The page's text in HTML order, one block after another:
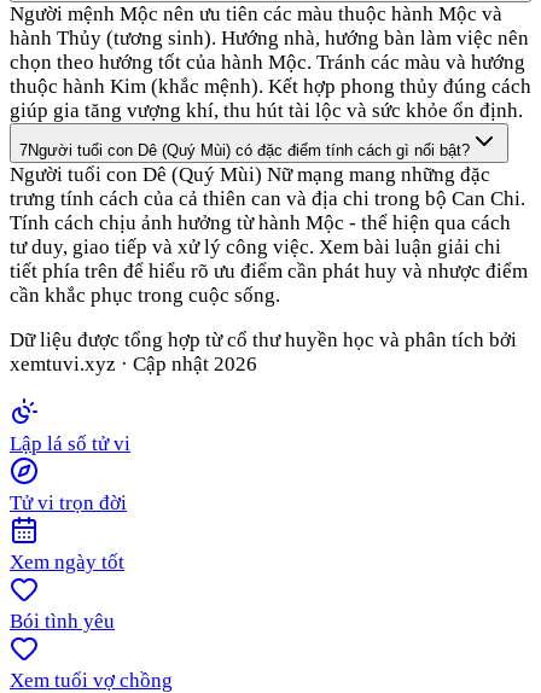
Người mệnh Mộc nên ưu tiên các màu thuộc hành Mộc và
hành Thủy (tương sinh). Hướng nhà, hướng bàn làm việc nên
chọn theo hướng tốt của hành Mộc. Tránh các màu và hướng
thuộc hành Kim (khắc mệnh). Kết hợp phong thủy đúng cách
giúp gia tăng vượng khí, thu hút tài lộc và sức khỏe ổn định.
7Người tuổi con Dê (Quý Mùi) có đặc điểm tính cách gì nổi bật?
Người tuổi con Dê (Quý Mùi) Nữ mạng mang những đặc
trưng tính cách của cả thiên can và địa chi trong bộ Can Chi.
Tính cách chịu ảnh hưởng từ hành Mộc - thể hiện qua cách
tư duy, giao tiếp và xử lý công việc. Xem bài luận giải chi
tiết phía trên để hiểu rõ ưu điểm cần phát huy và nhược điểm
cần khắc phục trong cuộc sống.
Dữ liệu được tổng hợp từ cổ thư huyền học và phân tích bởi
xemtuvi.xyz · Cập nhật 2026
Lập lá số tử vi
Tử vi trọn đời
Xem ngày tốt
Bói tình yêu
Xem tuổi vợ chồng